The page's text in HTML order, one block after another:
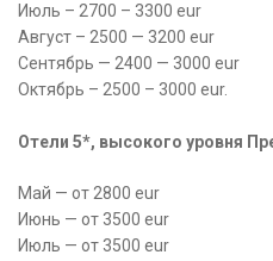
Июль – 2700 – 3300 eur
Август – 2500 — 3200 eur
Сентябрь — 2400 — 3000 eur
Октябрь – 2500 – 3000 eur.
Отели 5*, высокого уровня
Май — от 2800 eur
Июнь — от 3500 eur
Июль — от 3500 eur